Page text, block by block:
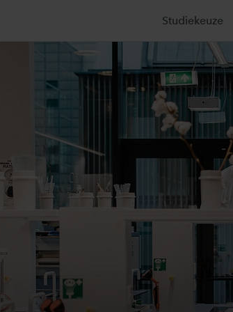
Studiekeuze